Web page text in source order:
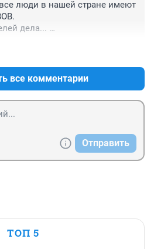
люди в нашей стране имеют
дела...
все комментарии
Отправить
ТОП 5